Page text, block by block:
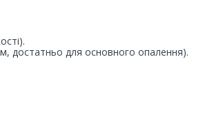
достатньо для основного опалення).